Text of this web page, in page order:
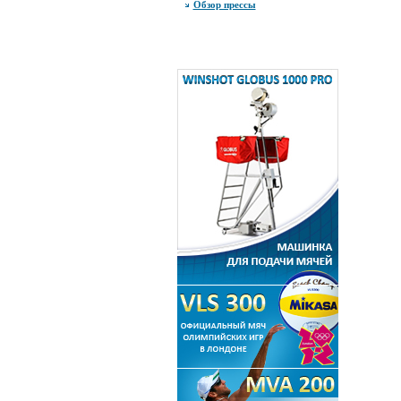
Обзор прессы